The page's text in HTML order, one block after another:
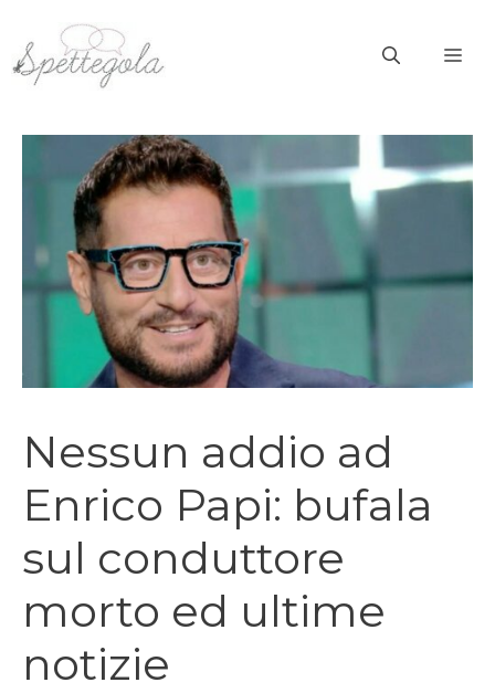
contenuto
Nessun addio ad
Enrico Papi: bufala
sul conduttore
morto ed ultime
notizie